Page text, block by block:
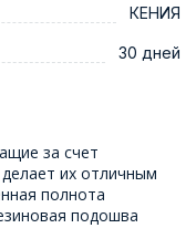
КЕНИЯ
30 дней
за счет
их отличным
полнота
подошва